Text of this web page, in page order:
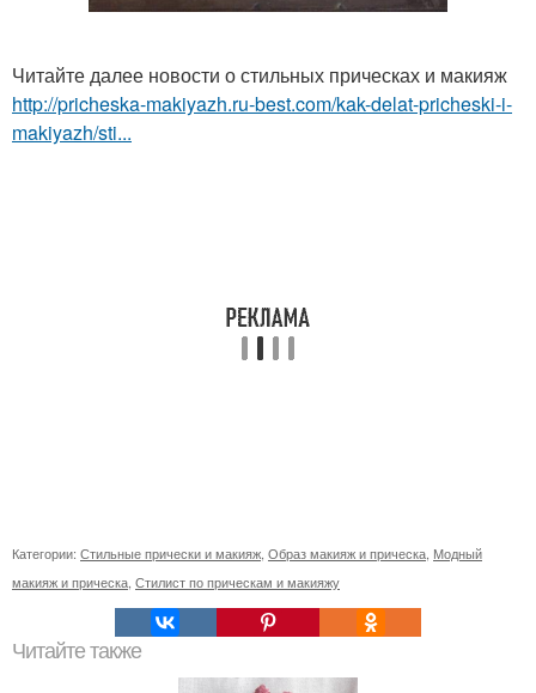
Читайте далее новости о стильных прическах и макияж
http://pricheska-makiyazh.ru-best.com/kak-delat-pricheski-i-
makiyazh/sti...
Категории: Стильные прически и макияж Образ макияж и прическа Модный
макияж и прическа Стилист по прическам и макияжу
Читайте также